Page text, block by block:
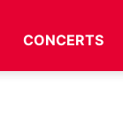
CONCERTS